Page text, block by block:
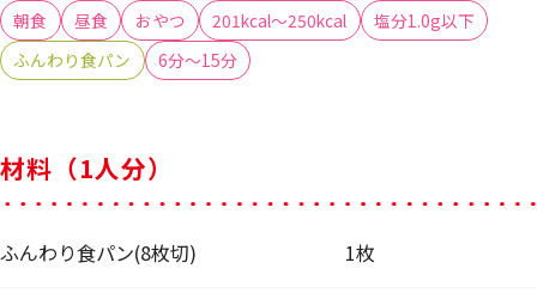
朝食
昼食 おやつ 201kcal～250kcal
塩分1.0g以下
ふんわり食パン
6分～15分
材料（1人分）
ふんわり食パン(8枚切) 1枚